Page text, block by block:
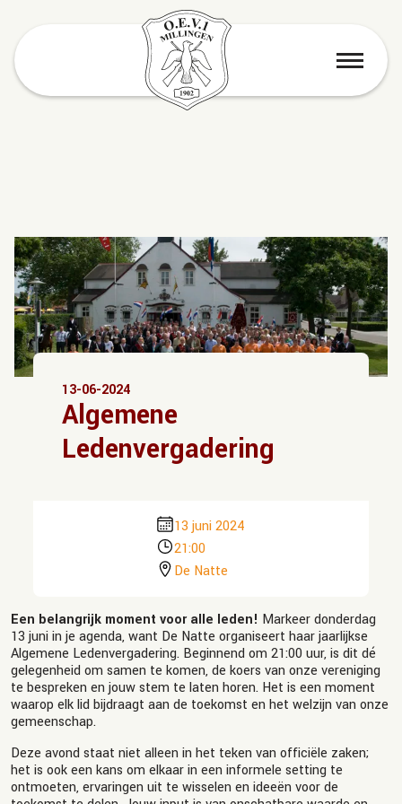
menu
13-06-2024
Algemene
Ledenvergadering
13 juni 2024
21:00
De Natte
Een belangrijk moment voor alle leden! Markeer donderdag
13 juni in je agenda, want De Natte organiseert haar jaarlijkse
Algemene Ledenvergadering. Beginnend om 21:00 uur, is dit dé
gelegenheid om samen te komen, de koers van onze vereniging
te bespreken en jouw stem te laten horen. Het is een moment
waarop elk lid bijdraagt aan de toekomst en het welzijn van onze
gemeenschap.
Deze avond staat niet alleen in het teken van officiële zaken;
het is ook een kans om elkaar in een informele setting te
ontmoeten, ervaringen uit te wisselen en ideeën voor de